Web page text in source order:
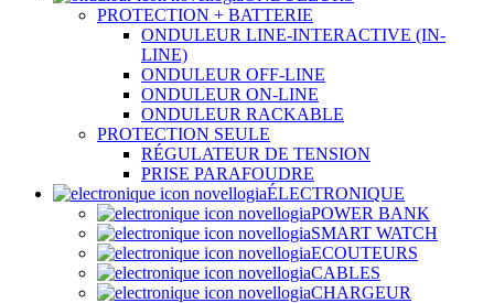
PROTECTION + BATTERIE
ONDULEUR LINE-INTERACTIVE (IN-
LINE)
ONDULEUR OFF-LINE
ONDULEUR ON-LINE
ONDULEUR RACKABLE
PROTECTION SEULE
RÉGULATEUR DE TENSION
PRISE PARAFOUDRE
ÉLECTRONIQUE
POWER BANK
SMART WATCH
ECOUTEURS
CABLES
CHARGEUR